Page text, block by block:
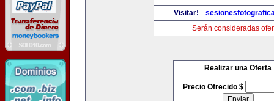
Visitar!
Serán consideradas
Realizar una Oferta
Precio Ofrecido $